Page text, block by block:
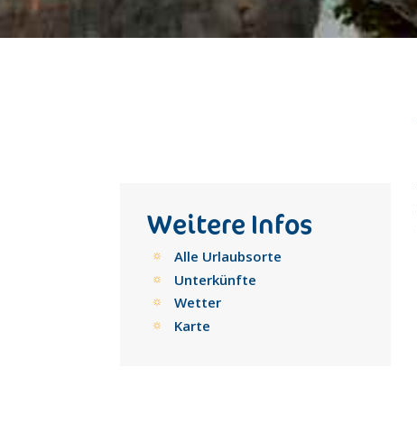
Weitere Infos
Alle Urlaubsorte
Unterkünfte
Wetter
Karte